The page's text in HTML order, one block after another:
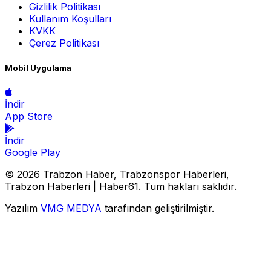
Gizlilik Politikası
Kullanım Koşulları
KVKK
Çerez Politikası
Mobil Uygulama
İndir
App Store
İndir
Google Play
© 2026 Trabzon Haber, Trabzonspor Haberleri,
Trabzon Haberleri | Haber61. Tüm hakları saklıdır.
Yazılım VMG MEDYA tarafından geliştirilmiştir.